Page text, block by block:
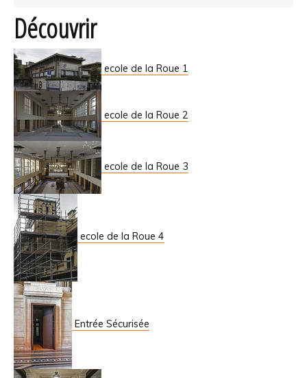
Découvrir
ecole de la Roue 1
ecole de la Roue 2
ecole de la Roue 3
ecole de la Roue 4
Entrée Sécurisée